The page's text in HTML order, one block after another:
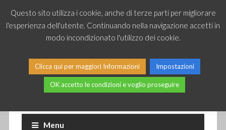
Piccole news dal mondo IT
Menu
Questo sito utilizza i cookie, anche di terze parti per migliorare
l'esperienza dell'utente. Continuando nella navigazione accetti in
modo incondizionato l'utilizzo dei cookie.
Clicca qui per maggiori Informazioni Impostazioni
OK accetto le condizioni e voglio proseguire